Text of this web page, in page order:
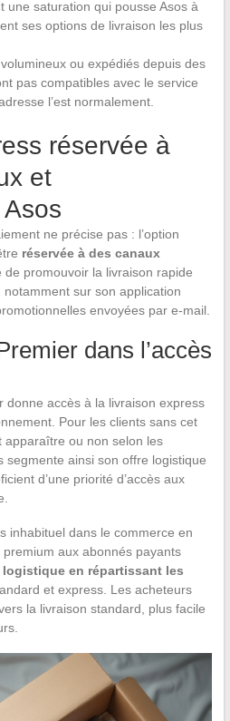
une saturation qui pousse Asos à
ses options de livraison les plus
ou expédiés depuis des
pas compatibles avec le service
l’est normalement.
réservée à
et
ne précise pas : l’option
réservée à des canaux
de promouvoir la livraison rapide
sur son application
envoyées par e-mail.
dans l’accès
donne accès à la livraison express
Pour les clients sans cet
apparaître ou non selon les
segmente ainsi son offre logistique
d’une priorité d’accès aux
inhabituel dans le commerce en
aux abonnés payants
en répartissant les
et express. Les acheteurs
la livraison standard, plus facile